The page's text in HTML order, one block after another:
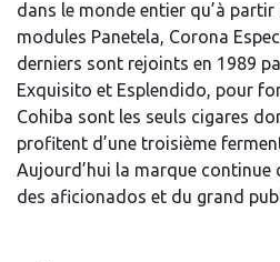
dans le monde entier qu’à partir
modules Panetela, Corona
derniers sont rejoints en 1989
Exquisito et Esplendido, pour
Cohiba sont les seuls cigares
profitent d’une troisième
Aujourd’hui la marque continue
des aficionados et du grand